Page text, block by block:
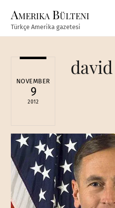
content
Amerika Bülteni
Türkçe Amerika gazetesi
NOVEMBER
9
2012